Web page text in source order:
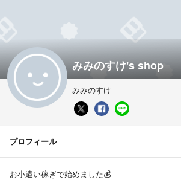
みみのすけ's shop
みみのすけ
プロフィール
お小遣い稼ぎで始めました💰